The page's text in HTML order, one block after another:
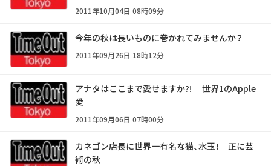
2011年10月04日 08時09分
今年の秋は長いものに巻かれてみませんか？
2011年09月26日 18時12分
アナタはここまで愛せますか?! 世界1のApple
愛
2011年09月06日 07時00分
カネゴン店長に世界一有名な猫、水玉！ 正に芸
術の秋